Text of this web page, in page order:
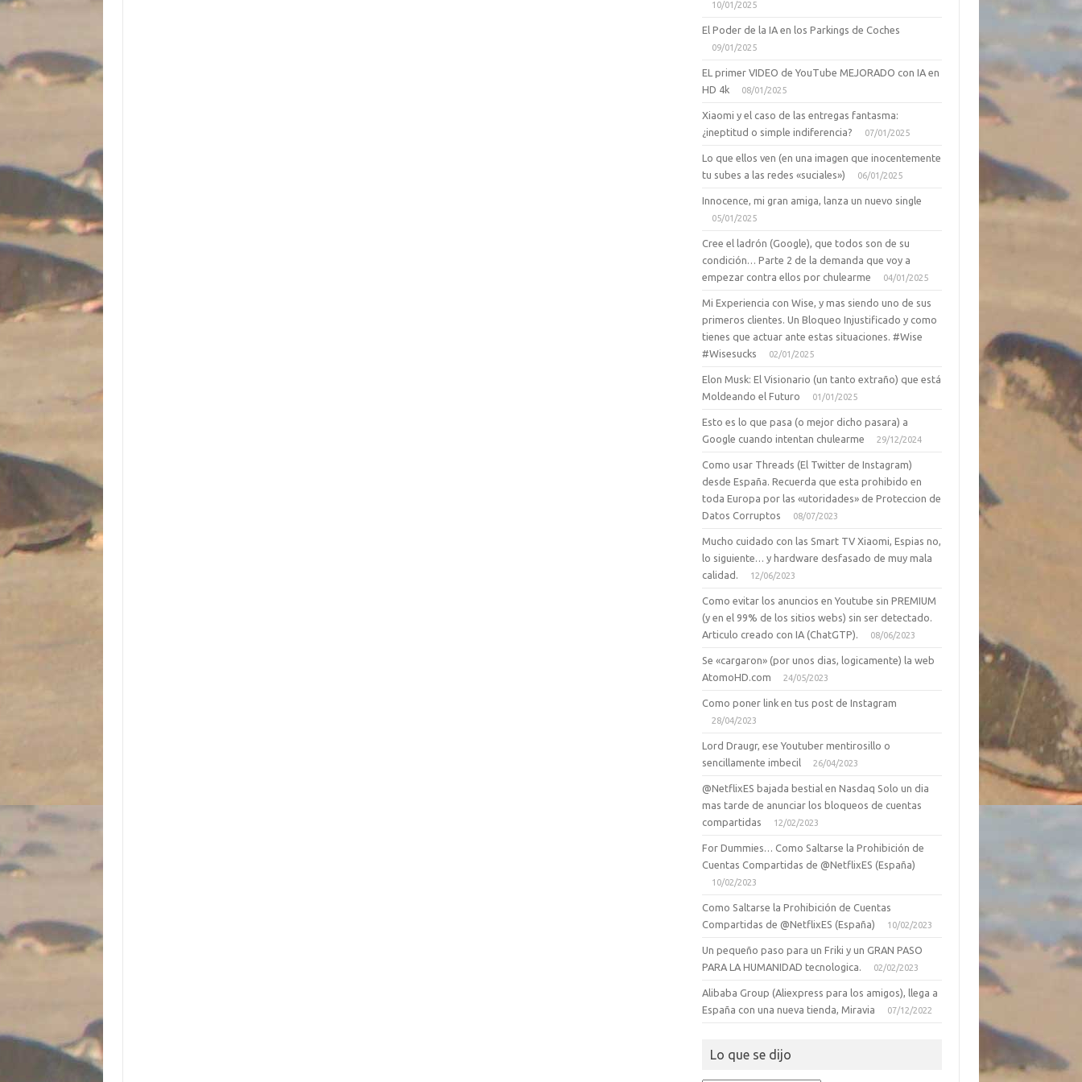
10/01/2025
El Poder de la IA en los Parkings de Coches
09/01/2025
EL primer VIDEO de YouTube MEJORADO con IA en
HD 4k
08/01/2025
Xiaomi y el caso de las entregas fantasma:
¿ineptitud o simple indiferencia?
07/01/2025
Lo que ellos ven (en una imagen que inocentemente
tu subes a las redes «suciales»)
06/01/2025
Innocence, mi gran amiga, lanza un nuevo single
05/01/2025
Cree el ladrón (Google), que todos son de su
condición… Parte 2 de la demanda que voy a
empezar contra ellos por chulearme
04/01/2025
Mi Experiencia con Wise, y mas siendo uno de sus
primeros clientes. Un Bloqueo Injustificado y como
tienes que actuar ante estas situaciones. #Wise
#Wisesucks
02/01/2025
Elon Musk: El Visionario (un tanto extraño) que está
Moldeando el Futuro
01/01/2025
Esto es lo que pasa (o mejor dicho pasara) a
Google cuando intentan chulearme
29/12/2024
Como usar Threads (El Twitter de Instagram)
desde España. Recuerda que esta prohibido en
toda Europa por las «utoridades» de Proteccion de
Datos Corruptos
08/07/2023
Mucho cuidado con las Smart TV Xiaomi, Espias no,
lo siguiente… y hardware desfasado de muy mala
calidad.
12/06/2023
Como evitar los anuncios en Youtube sin PREMIUM
(y en el 99% de los sitios webs) sin ser detectado.
Articulo creado con IA (ChatGTP).
08/06/2023
Se «cargaron» (por unos dias, logicamente) la web
AtomoHD.com
24/05/2023
Como poner link en tus post de Instagram
28/04/2023
Lord Draugr, ese Youtuber mentirosillo o
sencillamente imbecil
26/04/2023
@NetflixES bajada bestial en Nasdaq Solo un dia
mas tarde de anunciar los bloqueos de cuentas
compartidas
12/02/2023
For Dummies… Como Saltarse la Prohibición de
Cuentas Compartidas de @NetflixES (España)
10/02/2023
Como Saltarse la Prohibición de Cuentas
Compartidas de @NetflixES (España)
10/02/2023
Un pequeño paso para un Friki y un GRAN PASO
PARA LA HUMANIDAD tecnologica.
02/02/2023
Alibaba Group (Aliexpress para los amigos), llega a
España con una nueva tienda, Miravia
07/12/2022
Lo que se dijo